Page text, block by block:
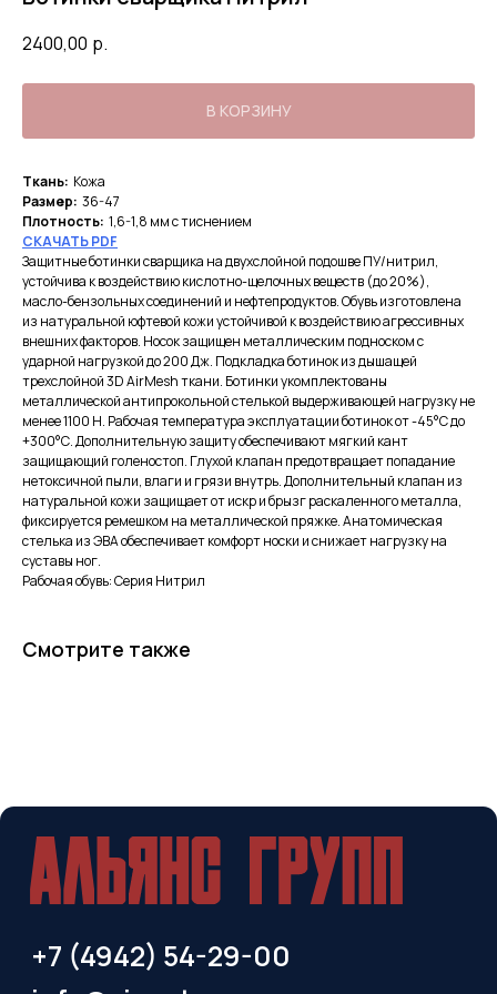
2400,00 р.
В КОРЗИНУ
Ткань: Кожа
Размер: 36-47
Плотность: 1,6-1,8 мм с тиснением
СКАЧАТЬ PDF
Защитные ботинки сварщика на двухслойной подошве ПУ/нитрил,
устойчива к воздействию кислотно-щелочных веществ (до 20%),
масло-бензольных соединений и нефтепродуктов. Обувь изготовлена
из натуральной юфтевой кожи устойчивой к воздействию агрессивных
внешних факторов. Носок защищен металлическим подноском с
ударной нагрузкой до 200 Дж. Подкладка ботинок из дышащей
трехслойной 3D AirMesh ткани. Ботинки укомплектованы
металлической антипрокольной стелькой выдерживающей нагрузку не
менее 1100 Н. Рабочая температура эксплуатации ботинок от -45°С до
+300°С. Дополнительную защиту обеспечивают мягкий кант
защищающий голеностоп. Глухой клапан предотвращает попадание
нетоксичной пыли, влаги и грязи внутрь. Дополнительный клапан из
натуральной кожи защищает от искр и брызг раскаленного металла,
фиксируется ремешком на металлической пряжке. Анатомическая
стелька из ЭВА обеспечивает комфорт носки и снижает нагрузку на
суставы ног.
Рабочая обувь: Серия Нитрил
Смотрите также
info@sizoptom.ru
+7 (4942) 54-29-00
Политика обработки персональных данных